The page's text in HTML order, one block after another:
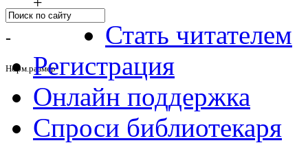
-
Норм.размер
Стать читателем
Регистрация
Онлайн поддержка
Спроси библиотекаря